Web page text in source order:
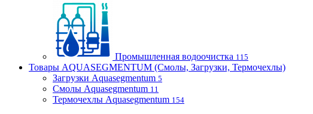
Промышленная водоочистка 115
Товары AQUASEGMENTUM (Смолы, Загрузки, Термочехлы)
Загрузки Aquasegmentum 5
Смолы Aquasegmentum 11
Термочехлы Aquasegmentum 154